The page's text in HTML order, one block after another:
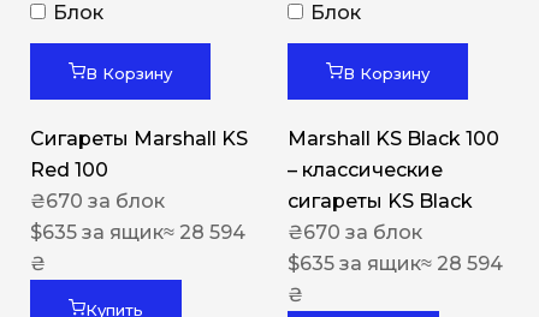
Блок
В Корзину
Сигареты Marshall KS
Red 100
₴670 за блок
$635 за ящик≈ 28 594
₴
Купить
Блок
В Корзину
Marshall KS Black 100
– классические
сигареты KS Black
₴670 за блок
$635 за ящик≈ 28 594
₴